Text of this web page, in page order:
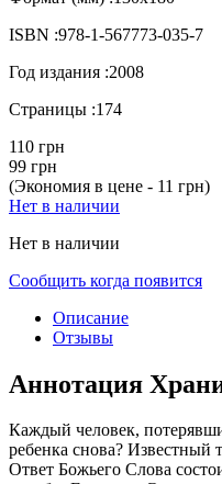
ISBN :978-1-567773-035-7
Год издания :2008
Страницы :174
110 грн
99 грн
(Экономия в цене - 11 грн)
Нет в наличии
Нет в наличии
Сообщить когда появится
Описание
Отзывы
Аннотация
Каждый человек,
ребенка снова?
Ответ Божьего Слова